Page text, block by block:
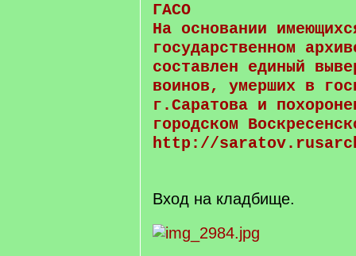
ГАСО
На основании
государственном
составлен единый
воинов, умерших в
г.Саратова и
городском
http://
Вход на кладбище.